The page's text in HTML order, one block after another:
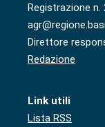
Registrazione n.
Direttore
Redazione
Link utili
Lista RSS